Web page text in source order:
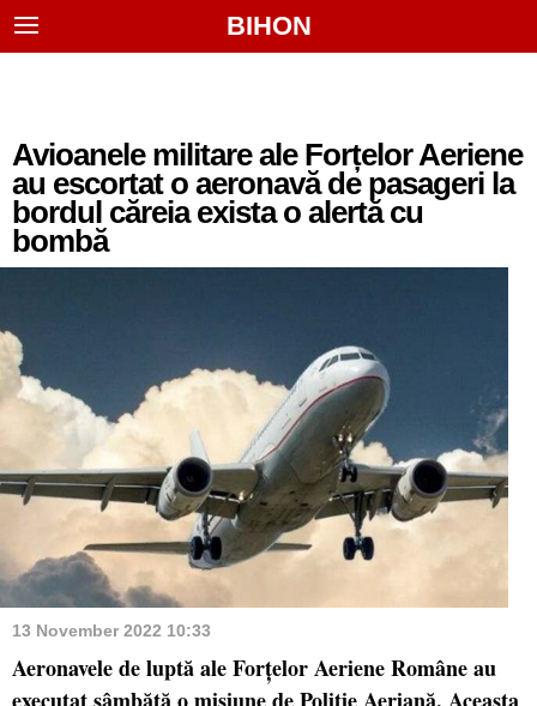
BIHON
Avioanele militare ale Forțelor Aeriene
au escortat o aeronavă de pasageri la
bordul căreia exista o alertă cu
bombă
13 November 2022 10:33
Aeronavele de luptă ale Forțelor Aeriene Române au
executat sâmbătă o misiune de Poliție Aeriană. Aceasta